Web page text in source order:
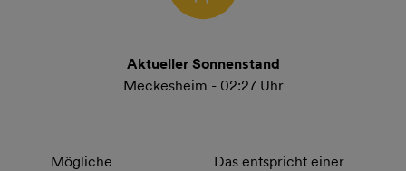
Aktueller Sonnenstand
Meckesheim - 02:27 Uhr
Mögliche
Das entspricht einer